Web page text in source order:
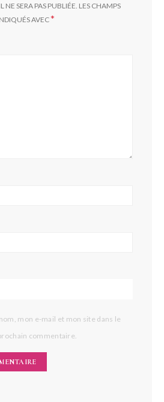
NE SERA PAS PUBLIÉE. LES CHAMPS
AVEC*
mon e-mail et mon site dans le
commentaire.